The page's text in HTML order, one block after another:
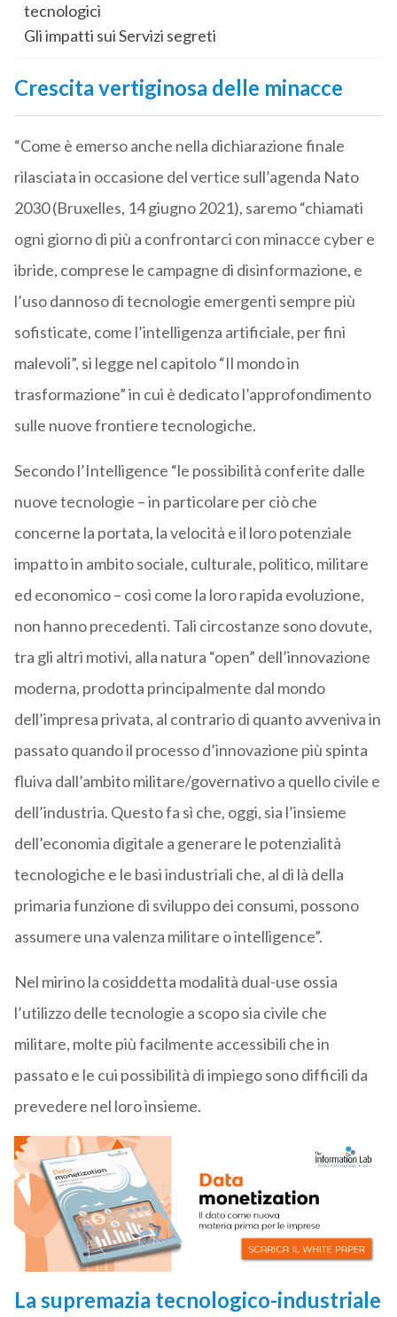
tecnologici
Gli impatti sui Servizi segreti
Crescita vertiginosa delle minacce
“Come è emerso anche nella dichiarazione finale
rilasciata in occasione del vertice sull’agenda Nato
2030 (Bruxelles, 14 giugno 2021), saremo “chiamati
ogni giorno di più a confrontarci con minacce cyber e
ibride, comprese le campagne di disinformazione, e
l’uso dannoso di tecnologie emergenti sempre più
sofisticate, come l’intelligenza artificiale, per fini
malevoli”, si legge nel capitolo “Il mondo in
trasformazione” in cui è dedicato l’approfondimento
sulle nuove frontiere tecnologiche.
Secondo l’Intelligence “le possibilità conferite dalle
nuove tecnologie – in particolare per ciò che
concerne la portata, la velocità e il loro potenziale
impatto in ambito sociale, culturale, politico, militare
ed economico – così come la loro rapida evoluzione,
non hanno precedenti. Tali circostanze sono dovute,
tra gli altri motivi, alla natura “open” dell’innovazione
moderna, prodotta principalmente dal mondo
dell’impresa privata, al contrario di quanto avveniva in
passato quando il processo d’innovazione più spinta
fluiva dall’ambito militare/governativo a quello civile e
dell’industria. Questo fa sì che, oggi, sia l’insieme
dell’economia digitale a generare le potenzialità
tecnologiche e le basi industriali che, al di là della
primaria funzione di sviluppo dei consumi, possono
assumere una valenza militare o intelligence”.
Nel mirino la cosiddetta modalità dual-use ossia
l’utilizzo delle tecnologie a scopo sia civile che
militare, molte più facilmente accessibili che in
passato e le cui possibilità di impiego sono difficili da
prevedere nel loro insieme.
La supremazia tecnologico-industriale